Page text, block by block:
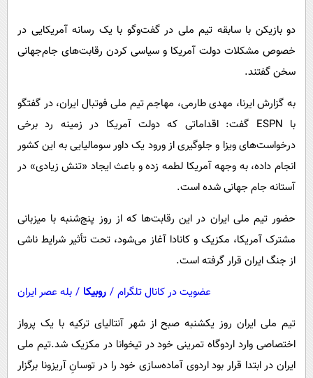
فناوری
گوناگون
محیط زیست
فرهنگی
اجتماعی
حیات وحش
سیاست خارجی
روانشناسی
آشپزی
دو بازیکن با سابقه تیم ملی در گفت‌وگو با یک رسانه آمریکایی در
خصوص مشکلات دولت آمریکا و سیاسی کردن رقابت‌های جام‌جهانی
سخن گفتند.
به گزارش ایرنا، مهدی طارمی، مهاجم تیم ملی فوتبال ایران، در گفتگو
با ESPN گفت: اقداماتی که دولت آمریکا در زمینه رد برخی
درخواست‌های ویزا و جلوگیری از ورود یک داور سومالیایی به این کشور
انجام داده، به وجهه آمریکا لطمه زده و باعث ایجاد «تنش زیادی» در
آستانه جام جهانی شده است.
حضور تیم ملی ایران در این رقابت‌ها که از روز پنج‌شنبه با میزبانی
مشترک آمریکا، مکزیک و کانادا آغاز می‌شود، تحت تأثیر شرایط ناشی
از جنگ ایران قرار گرفته است.
عضویت در کانال تلگرام / روبیکا / بله عصر ایران
تیم ملی ایران روز یکشنبه صبح از شهر آنتالیای ترکیه با یک پرواز
اختصاصی وارد اردوگاه تمرینی خود در تیخوانا در مکزیک شد.تیم ملی
ایران در ابتدا قرار بود اردوی آماده‌سازی خود را در توسانِ آریزونا برگزار